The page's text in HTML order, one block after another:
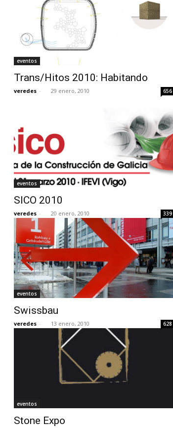
eventos
Trans/Hitos 2010: Habitando
veredes - 29 enero, 2010 656
eventos
SICO 2010
veredes - 20 enero, 2010 339
eventos
Swissbau
veredes - 13 enero, 2010 628
eventos
Stone Expo